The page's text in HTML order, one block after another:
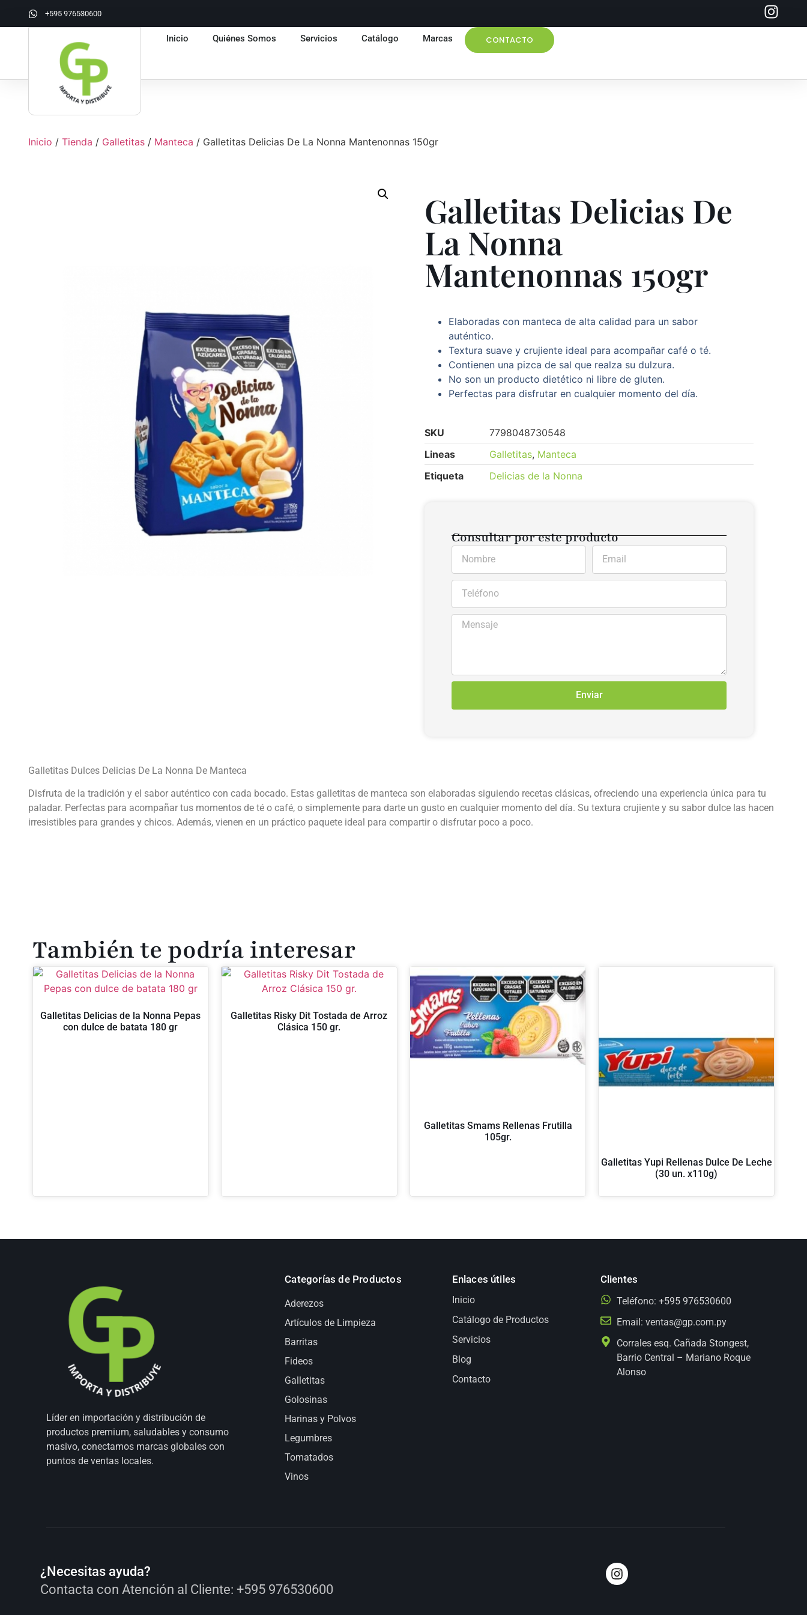
+595 976530600
Inicio Quiénes Somos Servicios Catálogo Marcas CONTACTO
Inicio / Tienda / Galletitas / Manteca / Galletitas Delicias De La Nonna Mantenonnas 150gr
Galletitas Delicias De
La Nonna
Mantenonnas 150gr
Elaboradas con manteca de alta calidad para un sabor
auténtico.
Textura suave y crujiente ideal para acompañar café o té.
Contienen una pizca de sal que realza su dulzura.
No son un producto dietético ni libre de gluten.
Perfectas para disfrutar en cualquier momento del día.
SKU
7798048730548
Lineas
Galletitas, Manteca
Etiqueta
Delicias de la Nonna
Consultar por este producto
Enviar
Galletitas Dulces Delicias De La Nonna De Manteca
Disfruta de la tradición y el sabor auténtico con cada bocado. Estas galletitas de manteca son elaboradas siguiendo recetas clásicas, ofreciendo una experiencia única para tu
paladar. Perfectas para acompañar tus momentos de té o café, o simplemente para darte un gusto en cualquier momento del día. Su textura crujiente y su sabor dulce las hacen
irresistibles para grandes y chicos. Además, vienen en un práctico paquete ideal para compartir o disfrutar poco a poco.
También te podría interesar
Galletitas Delicias de la Nonna Pepas
con dulce de batata 180 gr
Galletitas Risky Dit Tostada de Arroz
Clásica 150 gr.
Galletitas Smams Rellenas Frutilla
105gr.
Galletitas Yupi Rellenas Dulce De Leche
(30 un. x110g)
Líder en importación y distribución de
productos premium, saludables y consumo
masivo, conectamos marcas globales con
puntos de ventas locales.
Categorías de Productos
Aderezos
Artículos de Limpieza
Barritas
Fideos
Galletitas
Golosinas
Harinas y Polvos
Legumbres
Tomatados
Vinos
Enlaces útiles
Inicio
Catálogo de Productos
Servicios
Blog
Contacto
Clientes
Teléfono: +595 976530600
Email:ventas@gp.com.py
Corrales esq. Cañada Stongest,
Barrio Central – Mariano Roque
Alonso
¿Necesitas ayuda?
Contacta con Atención al Cliente: +595 976530600